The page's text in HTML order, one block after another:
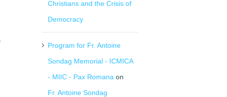
Christians and the Crisis of
Democracy
Program for Fr. Antoine
Sondag Memorial - ICMICA
- MIIC - Pax Romana on
Fr. Antoine Sondag